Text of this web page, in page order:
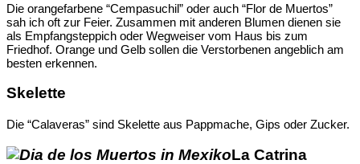
Die orangefarbene “Cempasuchil” oder auch “Flor de Muertos”
sah ich oft zur Feier. Zusammen mit anderen Blumen dienen sie
als Empfangsteppich oder Wegweiser vom Haus bis zum
Friedhof. Orange und Gelb sollen die Verstorbenen angeblich am
besten erkennen.
Skelette
Die “Calaveras” sind Skelette aus Pappmache, Gips oder Zucker.
La Catrina